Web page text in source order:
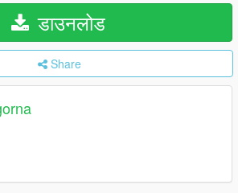
डाउनलोड
Share